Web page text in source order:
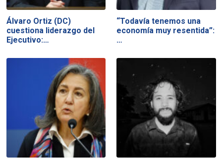
Álvaro Ortiz (DC)
cuestiona liderazgo del
Ejecutivo:…
“Todavía tenemos una
economía muy resentida”:
…